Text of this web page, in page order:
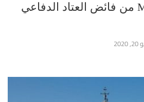
بمركبات MRAP من فائض العتاد الدفاعي